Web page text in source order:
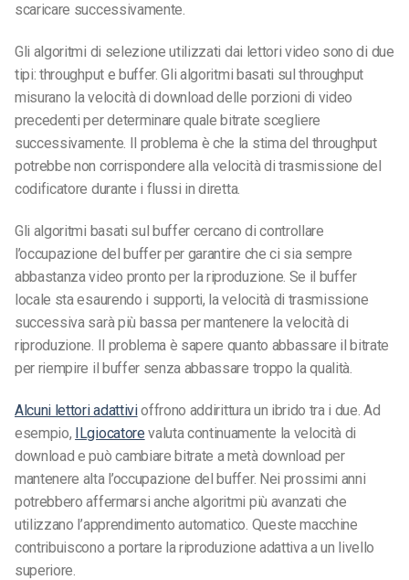
scaricare successivamente.
Gli algoritmi di selezione utilizzati dai lettori video sono di due
tipi: throughput e buffer. Gli algoritmi basati sul throughput
misurano la velocità di download delle porzioni di video
precedenti per determinare quale bitrate scegliere
successivamente. Il problema è che la stima del throughput
potrebbe non corrispondere alla velocità di trasmissione del
codificatore durante i flussi in diretta.
Gli algoritmi basati sul buffer cercano di controllare
l’occupazione del buffer per garantire che ci sia sempre
abbastanza video pronto per la riproduzione. Se il buffer
locale sta esaurendo i supporti, la velocità di trasmissione
successiva sarà più bassa per mantenere la velocità di
riproduzione. Il problema è sapere quanto abbassare il bitrate
per riempire il buffer senza abbassare troppo la qualità.
Alcuni lettori adattivioffrono addirittura un ibrido tra i due. Ad
esempio, ILgiocatore valuta continuamente la velocità di
download e può cambiare bitrate a metà download per
mantenere alta l’occupazione del buffer. Nei prossimi anni
potrebbero affermarsi anche algoritmi più avanzati che
utilizzano l’apprendimento automatico. Queste macchine
contribuiscono a portare la riproduzione adattiva a un livello
superiore.